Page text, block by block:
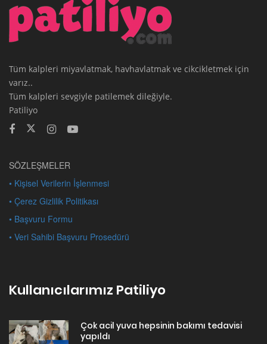
Tüm kalpleri miyavlatmak, havhavlatmak ve cikcikletmek için
varız..
Tüm kalpleri sevgiyle patilemek dileğiyle.
Patiliyo
SÖZLEŞMELER
• Kişisel Verilerin İşlenmesi
• Çerez Gizlilik Politikası
• Başvuru Formu
• Veri Sahibi Başvuru Prosedürü
Kullanıcılarımız Patiliyo
Çok acil yuva hepsinin bakımı tedavisi
yapıldı